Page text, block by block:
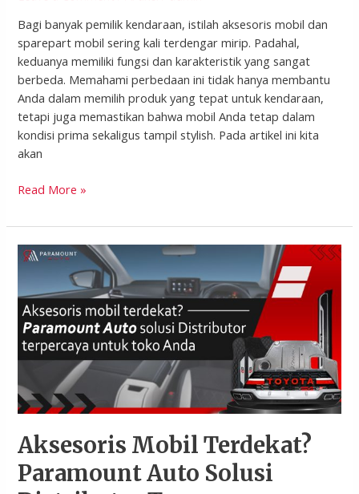
Bagi banyak pemilik kendaraan, istilah aksesoris mobil dan
sparepart mobil sering kali terdengar mirip. Padahal,
keduanya memiliki fungsi dan karakteristik yang sangat
berbeda. Memahami perbedaan ini tidak hanya membantu
Anda dalam memilih produk yang tepat untuk kendaraan,
tetapi juga memastikan bahwa mobil Anda tetap dalam
kondisi prima sekaligus tampil stylish. Pada artikel ini kita
akan
Read More »
Aksesoris Mobil Terdekat?
Paramount Auto Solusi
Aksesoris
Terdekat?
Paramount
Auto
Solusi
Distributor
Terpercaya
untuk
Toko
Anda